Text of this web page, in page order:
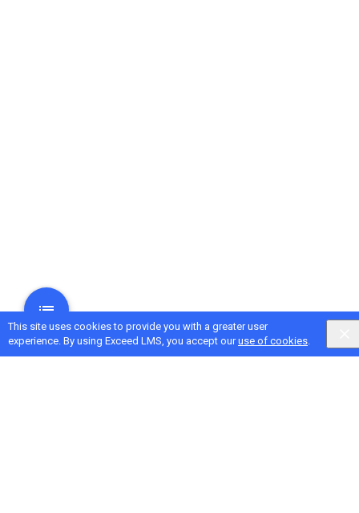
This site uses cookies to provide you with a greater user
experience. By using Exceed LMS, you accept ouruse of cookies.